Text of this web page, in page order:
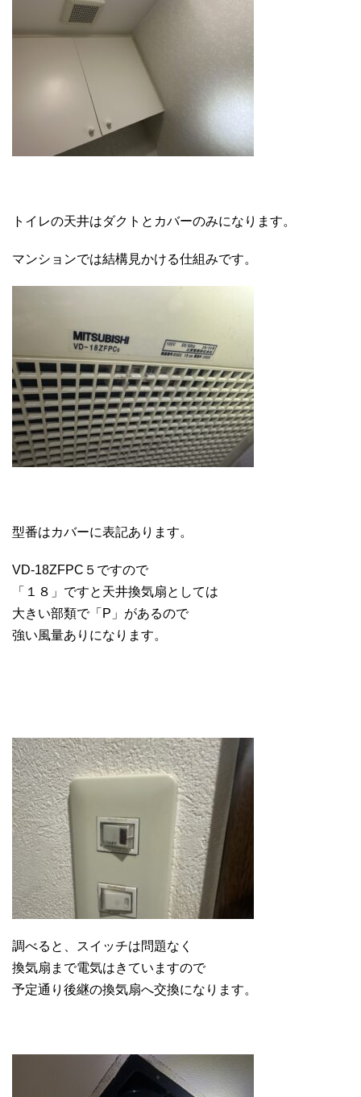
トイレの天井はダクトとカバーのみになります。
マンションでは結構見かける仕組みです。
型番はカバーに表記あります。
VD-18ZFPC５ですので
「１８」ですと天井換気扇としては
大きい部類で「P」があるので
強い風量ありになります。
調べると、スイッチは問題なく
換気扇まで電気はきていますので
予定通り後継の換気扇へ交換になります。